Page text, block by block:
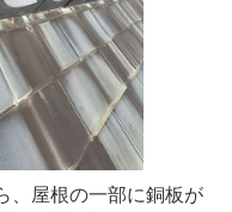
、屋根の一部に銅板が